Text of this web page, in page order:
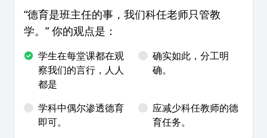
“德育是班主任的事，我们科任老师只管教
学。” 你的观点是：
学生在每堂课都在观
察我们的言行，人人
都是
确实如此，分工明
确。
学科中偶尔渗透德育
即可。
应减少科任教师的德
育任务。